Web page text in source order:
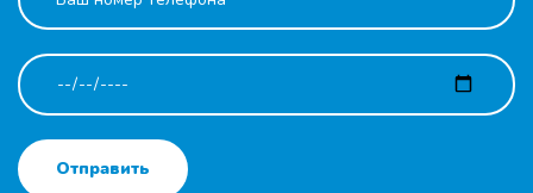
Отправить